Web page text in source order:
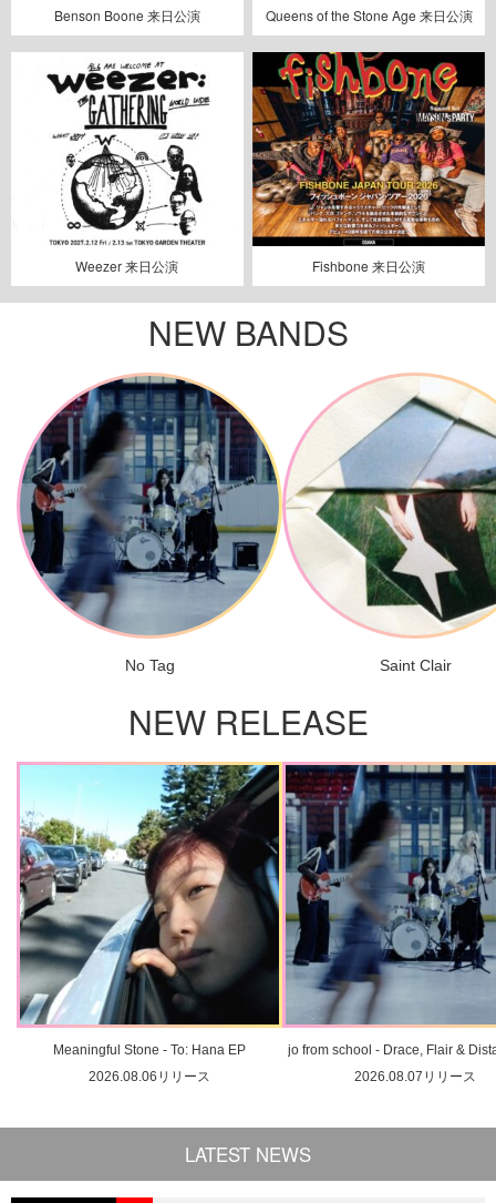
Benson Boone 来日公演 Queens of the Stone Age 来日公演
Weezer 来日公演 Fishbone 来日公演
NEW BANDS
No Tag Saint Clair
NEW RELEASE
Meaningful Stone - To: Hana EP
2026.08.06リリース
jo from school - Drace, Flair &
2026.08.07リリース
LATEST NEWS